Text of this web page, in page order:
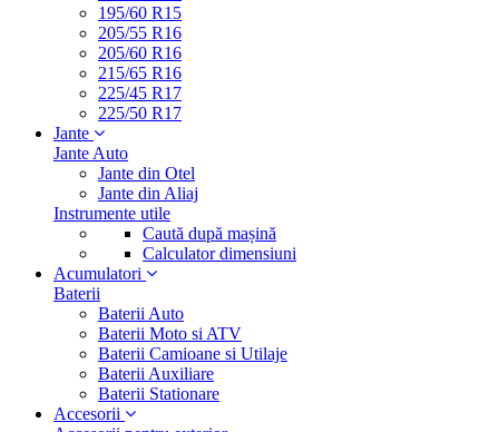
195/60 R15
205/55 R16
205/60 R16
215/65 R16
225/45 R17
225/50 R17
Jante
Jante Auto
Jante din Otel
Jante din Aliaj
Instrumente utile
Caută după mașină
Calculator dimensiuni
Acumulatori
Baterii
Baterii Auto
Baterii Moto si ATV
Baterii Camioane si Utilaje
Baterii Auxiliare
Baterii Stationare
Accesorii